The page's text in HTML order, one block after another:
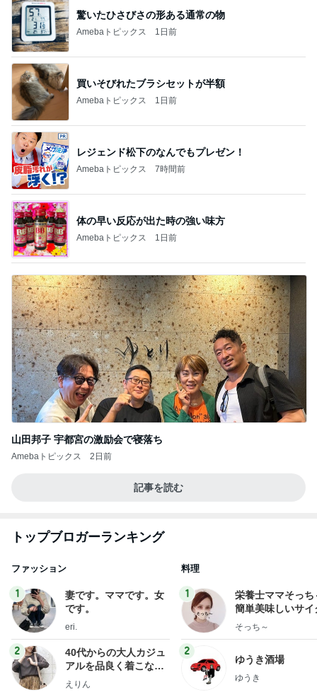
驚いたひさびさの形ある通常の物
Amebaトピックス 1日前
買いそびれたブラシセットが半額
Amebaトピックス 1日前
レジェンド松下のなんでもプレゼン！
Amebaトピックス 7時間前
体の早い反応が出た時の強い味方
Amebaトピックス 1日前
山田邦子 宇都宮の激励会で寝落ち
Amebaトピックス 2日前
記事を読む
トップブロガーランキング
ファッション
1
妻です。ママです。女
です。
eri.
2
40代からの大人カジュ
アルを品良く着こなす
ファッションブログ
えりん
料理
1
栄養士ママそっち
簡単美味しいサイ
献立
そっち～
2
ゆうき酒場
ゆうき